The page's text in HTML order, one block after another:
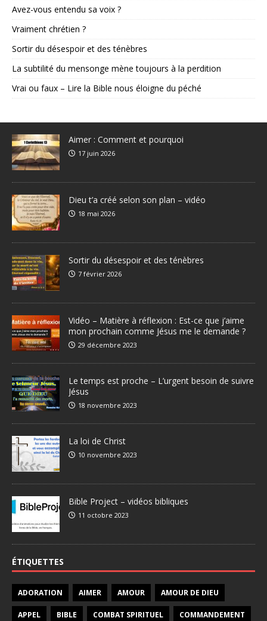
Avez-vous entendu sa voix ?
Vraiment chrétien ?
Sortir du désespoir et des ténèbres
La subtilité du mensonge mène toujours à la perdition
Vrai ou faux – Lire la Bible nous éloigne du péché
Aimer : Comment et pourquoi
17 juin 2026
Dieu t’a créé selon son plan – vidéo
18 mai 2026
Sortir du désespoir et des ténèbres
7 février 2026
Vidéo – Matière à réflexion : Est-ce que j’aime
mon prochain comme Jésus me le demande ?
29 décembre 2023
Le temps est proche – L’urgent besoin de suivre
Jésus
18 novembre 2023
La loi de Christ
10 novembre 2023
Bible Project – vidéos bibliques
11 octobre 2023
ÉTIQUETTES
ADORATION AIMER AMOUR AMOUR DE DIEU
APPEL BIBLE COMBAT SPIRITUEL COMMANDEMENT